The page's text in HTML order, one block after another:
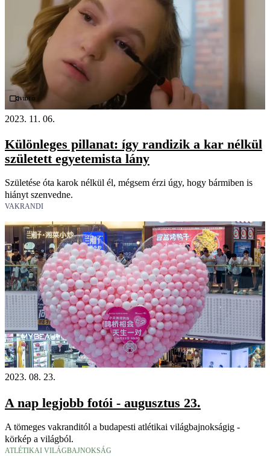
Videó
2023. 11. 06.
Különleges pillanat: így randizik a kar nélkül
született egyetemista lány
Születése óta karok nélkül él, mégsem érzi úgy, hogy bármiben is
hiányt szenvedne.
VAKRANDI
2023. 08. 23.
A nap legjobb fotói - augusztus 23.
A tömeges vakranditól a budapesti atlétikai világbajnokságig -
körkép a világból.
ATLÉTIKAI VILÁGBAJNOKSÁG